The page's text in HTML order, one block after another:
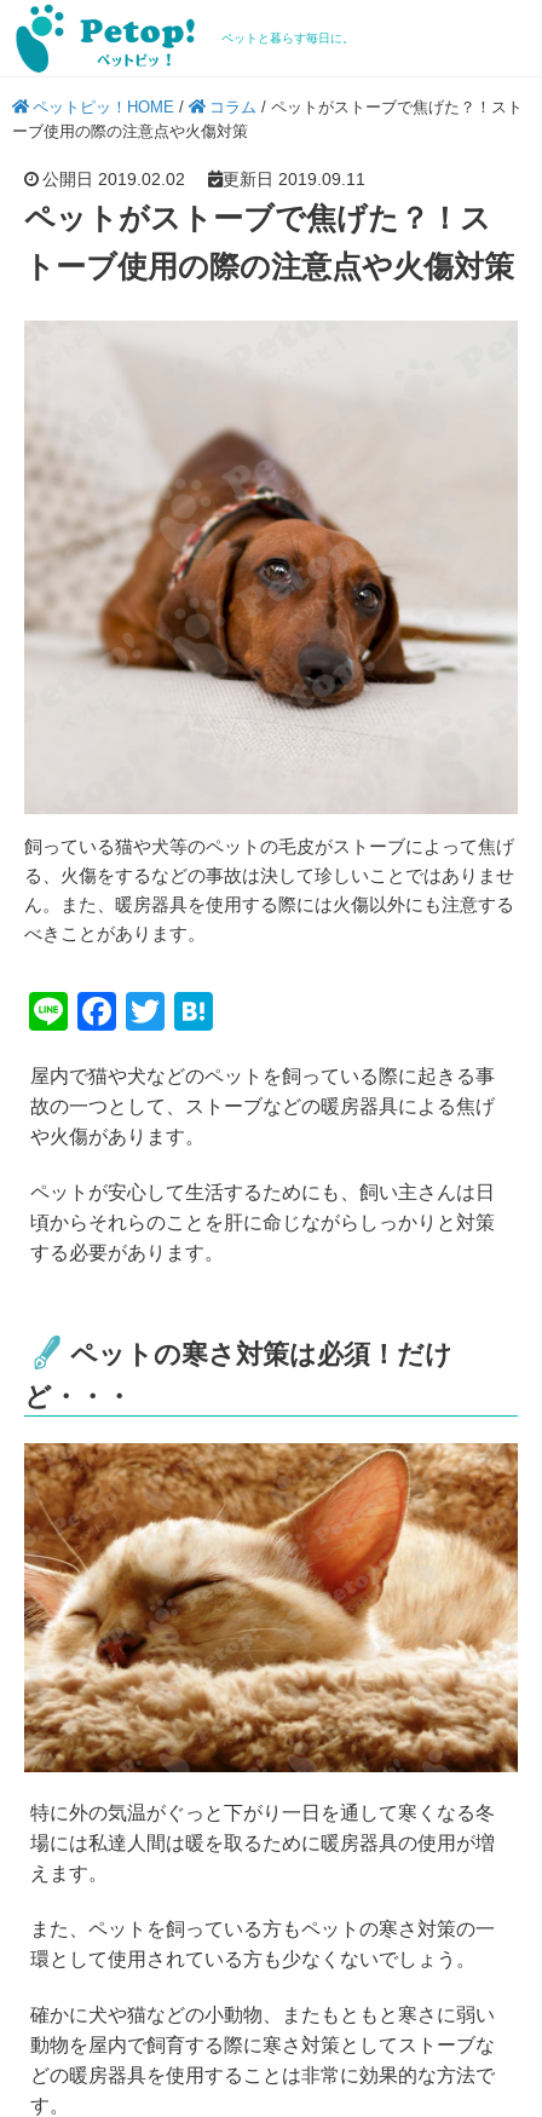
ペットと暮らす毎日に。
ペットピッ！HOME / コラム / ペットがストーブで焦げた？！スト
ーブ使用の際の注意点や火傷対策
公開日 2019.02.02 更新日 2019.09.11
ペットがストーブで焦げた？！ス
トーブ使用の際の注意点や火傷対策
飼っている猫や犬等のペットの毛皮がストーブによって焦げ
る、火傷をするなどの事故は決して珍しいことではありませ
ん。また、暖房器具を使用する際には火傷以外にも注意する
べきことがあります。
Li
e
F
c
e
o
o
T
tt
er
e
n
屋内で猫や犬などのペットを飼っている際に起きる事
故の一つとして、ストーブなどの暖房器具による焦げ
や火傷があります。
ペットが安心して生活するためにも、飼い主さんは日
頃からそれらのことを肝に命じながらしっかりと対策
する必要があります。
ペットの寒さ対策は必須！だけ
ど・・・
特に外の気温がぐっと下がり一日を通して寒くなる冬
場には私達人間は暖を取るために暖房器具の使用が増
えます。
また、ペットを飼っている方もペットの寒さ対策の一
環として使用されている方も少なくないでしょう。
確かに犬や猫などの小動物、またもともと寒さに弱い
動物を屋内で飼育する際に寒さ対策としてストーブな
どの暖房器具を使用することは非常に効果的な方法で
す。